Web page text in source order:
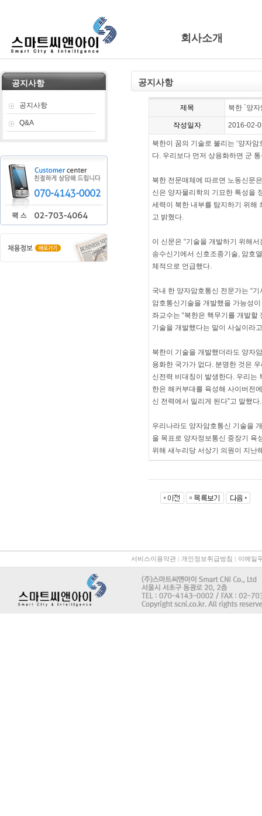
회사소개
공지사항
공지사항
Q&A
공지사항
제목 북한 `양
작성일자 2016-02-
북한이 꿈의 기술로 불리는 ‘양자
다. 우리보다 먼저 상용화하면 군
북한 전문매체에 따르면 노동신문
신은 양자물리학의 기묘한 특성을
세력이 북한 내부를 탐지하기 위해
고 밝혔다.
이 신문은 “기술을 개발하기 위해
송수신기에서 신호조종기술, 암호
체적으로 언급했다.
국내 한 양자암호통신 전문가는 “
암호통신기술을 개발했을 가능성
좌교수는 “북한은 핵무기를 개발할
기술을 개발했다는 말이 사실이라
북한이 기술을 개발했더라도 양자
용화한 국가가 없다. 분명한 것은
신전력 비대칭이 발생한다. 우리는
한은 해커부대를 육성해 사이버전
신 전력에서 밀리게 된다”고 말했다.
우리나라도 양자암호통신 기술을
을 목표로 양자정보통신 중장기 육
위해 새누리당 서상기 의원이 지난
서비스이용약관 | 개인정보취급방침 | 이메일